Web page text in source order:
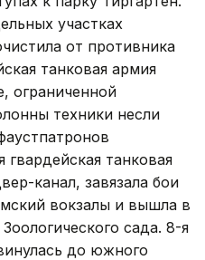
участках
от противника
танковая армия
ограниченной
техники несли
гвардейская танковая
канал, завязала бои
вокзалы и вышла в
сада. 8-я
до южного